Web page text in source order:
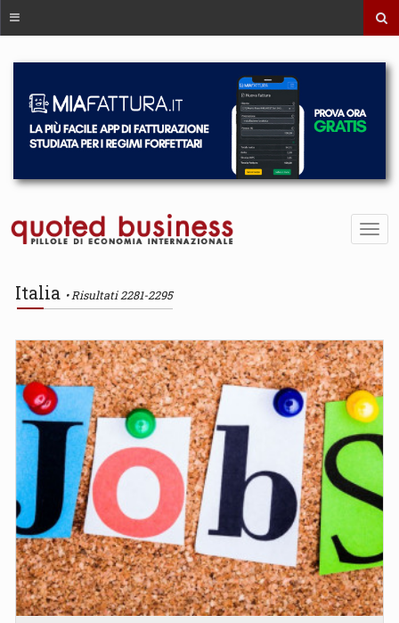
Italia Risultati 2281-2295